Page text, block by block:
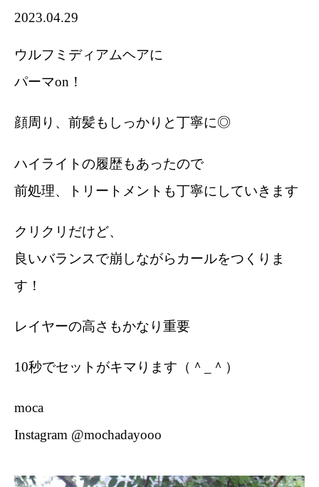
2023.04.29
ウルフミディアムヘアに
パーマon！
顔周り、前髪もしっかりと丁寧に◎
ハイライトの履歴もあったので
前処理、トリートメントも丁寧にしていきます
クリクリだけど、
良いバランスで崩しながらカールをつくりま
す！
レイヤーの高さもかなり重要
10秒でセットがキマります（＾_＾）
moca
Instagram @mochadayooo